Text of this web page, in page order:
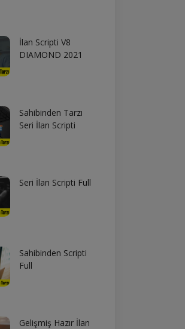
İlan Scripti V8
DIAMOND 2021
Sahibinden Tarzı
Seri İlan Scripti
Seri İlan Scripti Full
Sahibinden Scripti
Full
Gelişmiş Hazır İlan